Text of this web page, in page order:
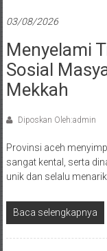
03/08/2026
Menyelami
Sosial
Mekkah
Diposkan Oleh:admin
Provinsi aceh
sangat kental, serta
unik dan selalu
Baca selengkapnya